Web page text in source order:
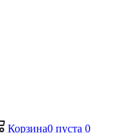
Корзина0 пуста 0